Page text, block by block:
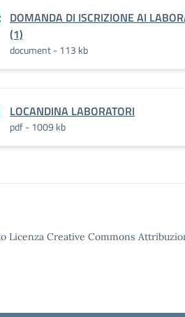
DOMANDA DI ISCRIZIONE AI
(1)
document - 113 kb
LOCANDINA LABORATORI
pdf - 1009 kb
Licenza Creative Commons